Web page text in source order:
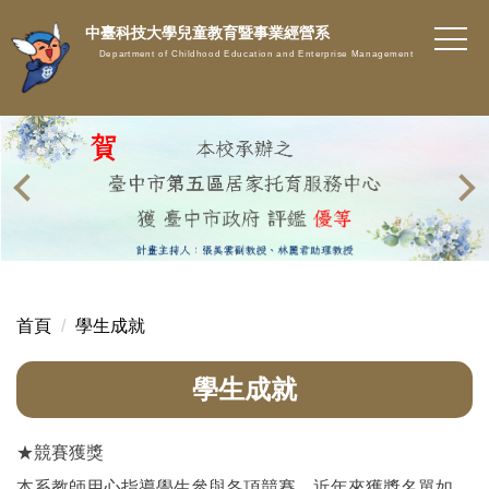
到
主
要
內
容
區
中臺科技大學兒童教育暨事業經營系
Department of Childhood Education and Enterprise Management
首頁 學生成就
學生成就
★競賽獲獎